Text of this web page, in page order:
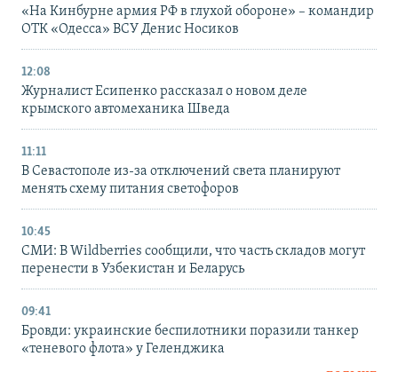
«На Кинбурне армия РФ в глухой обороне» – командир
ОТК «Одесса» ВСУ Денис Носиков
12:08
Журналист Есипенко рассказал о новом деле
крымского автомеханика Шведа
11:11
В Севастополе из-за отключений света планируют
менять схему питания светофоров
10:45
СМИ: В Wildberries сообщили, что часть складов могут
перенести в Узбекистан и Беларусь
09:41
Бровди: украинские беспилотники поразили танкер
«теневого флота» у Геленджика